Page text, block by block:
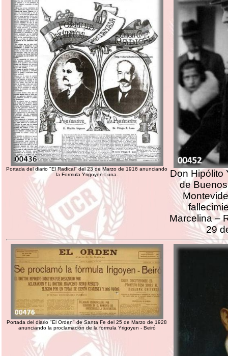
Portada del diario "El Radical" del 23 de Marzo de 1916 anunciando
la Formula Yrigoyen-Luna.
Don Hipólito
de
Marcelina –
29
Portada del diario "El Orden" de Santa Fe del 25 de Marzo de 1928
anunciando la proclamación de la formula Yrigoyen - Beiró